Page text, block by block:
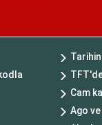
Cam
Ago